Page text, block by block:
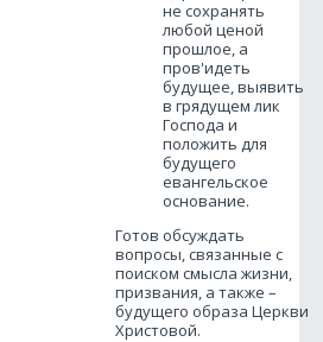
не сохранять
любой ценой
прошлое, а
пров'идеть
будущее, выявить
в грядущем лик
Господа и
положить для
будущего
евангельское
основание.
Готов обсуждать
вопросы, связанные с
поиском смысла жизни,
призвания, а также –
будущего образа Церкви
Христовой.